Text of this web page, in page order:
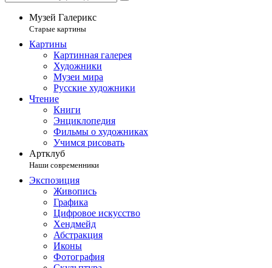
Музей Галерикс
Старые картины
Картины
Картинная галерея
Художники
Музеи мира
Русские художники
Чтение
Книги
Энциклопедия
Фильмы о художниках
Учимся рисовать
Артклуб
Наши современники
Экспозиция
Живопись
Графика
Цифровое искусство
Хендмейд
Абстракция
Иконы
Фотография